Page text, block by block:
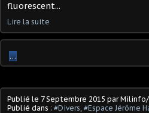
fluorescent...
Lire la suite
…
Publié le 7 Septembre 2015 par Milinfo/
Publié dans : #Divers, #Espace Jérôme